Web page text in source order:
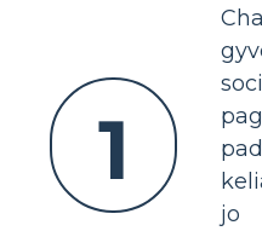
1
jo